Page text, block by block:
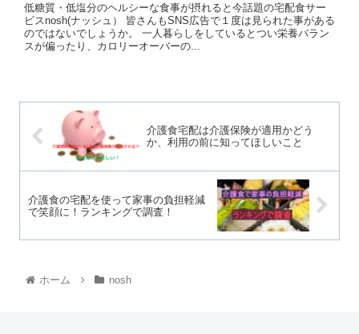
低糖質・低塩分のヘルシーな食事が摂れると今話題の宅配食サー
ビスnosh(ナッシュ） 皆さんもSNS広告で１度は見られた事がある
のではないでしょうか。 一人暮らしをしているとつい栄養バラン
スが偏ったり、カロリーオーバーの...
介護食宅配は介護保険が適用かどう
か、利用の前に知ってほしいこと
介護食の宅配を使って家事の負担軽減
で笑顔に！ランキングで調査！
ホーム nosh